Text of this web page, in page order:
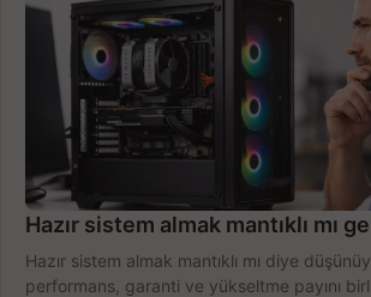
Hazır sistem almak mantıklı mı
Hazır sistem almak mantıklı mı diye
performans, garanti ve yükseltme payını